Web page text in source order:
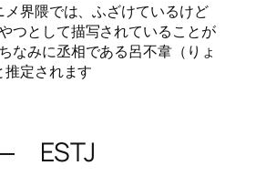
メ界隈では、ふざけているけど
つとして描写されていることが
なみに丞相である呂不韋（りょ
推定されます
ESTJ